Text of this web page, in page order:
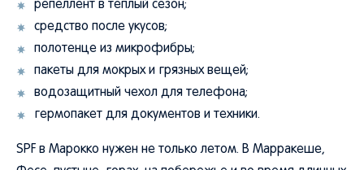
средство после укусов;
полотенце из микрофибры;
пакеты для мокрых и грязных вещей;
водозащитный чехол для телефона;
гермопакет для документов и техники.
Фесе, пустыне, горах, на побережье и во время длинных